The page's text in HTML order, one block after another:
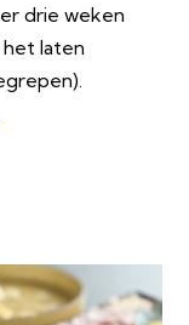
drie weken
laten